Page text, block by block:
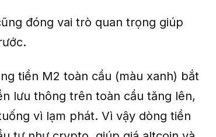
đóng vai trò quan trọng giúp
tiền M2 toàn cầu (màu xanh) bắt
lưu thông trên toàn cầu tăng lên,
vì lạm phát. Vì vậy dòng tiền